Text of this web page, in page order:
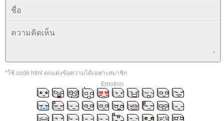
*ใช้ code html ตกแต่งข้อความได้เฉพาะสมาชิก
Emotion